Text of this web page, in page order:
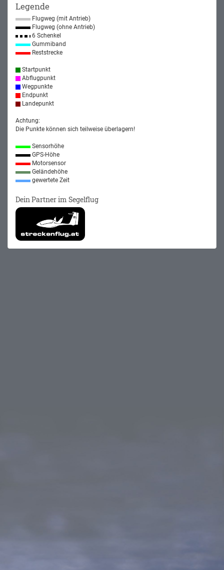
Legende
Flugweg (mit Antrieb)
Flugweg (ohne Antrieb)
6 Schenkel
Gummiband
Reststrecke
Startpunkt
Abflugpunkt
Wegpunkte
Endpunkt
Landepunkt
Achtung:
Die Punkte können sich teilweise überlagern!
Sensorhöhe
GPS-Höhe
Motorsensor
Geländehöhe
gewertete Zeit
Dein Partner im Segelflug